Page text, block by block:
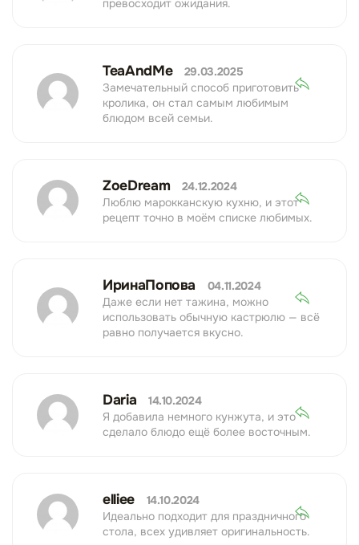
превосходит ожидания.
TeaAndMe
29.03.2025
Замечательный способ приготовить
кролика, он стал самым любимым
блюдом всей семьи.
ZoeDream
24.12.2024
Люблю марокканскую кухню, и этот
рецепт точно в моём списке любимых.
ИринаПопова
04.11.2024
Даже если нет тажина, можно
использовать обычную кастрюлю — всё
равно получается вкусно.
Daria
14.10.2024
Я добавила немного кунжута, и это
сделало блюдо ещё более восточным.
elliee
14.10.2024
Идеально подходит для праздничного
стола, всех удивляет оригинальность.